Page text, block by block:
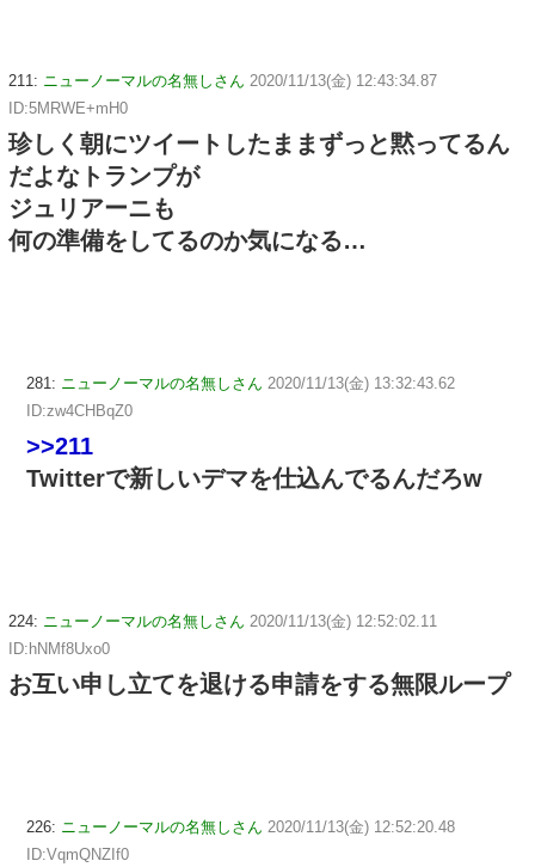
211: ニューノーマルの名無しさん 2020/11/13(金) 12:43:34.87
ID:5MRWE+mH0
珍しく朝にツイートしたままずっと黙ってるん
だよなトランプが
ジュリアーニも
何の準備をしてるのか気になる…
281: ニューノーマルの名無しさん 2020/11/13(金) 13:32:43.62
ID:zw4CHBqZ0
>>211
Twitterで新しいデマを仕込んでるんだろw
224: ニューノーマルの名無しさん 2020/11/13(金) 12:52:02.11
ID:hNMf8Uxo0
お互い申し立てを退ける申請をする無限ループ
226: ニューノーマルの名無しさん 2020/11/13(金) 12:52:20.48
ID:VqmQNZIf0